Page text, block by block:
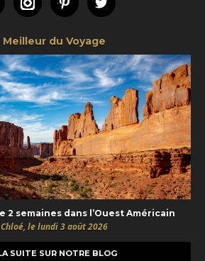
FacebookInstagramPinterestTwitter
Meilleur du Voyage
2 semaines dans l’Ouest Américain
le lundi 3 août 2026
SUITE SUR NOTRE BLOG